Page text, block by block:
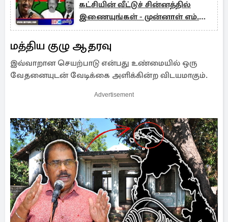
கட்சியின் வீட்டுச் சின்னத்தில்
இணையுங்கள் - முன்னாள் எம்.பி
அழைப்பு
மத்திய குழு ஆதரவு
இவ்வாறான செயற்பாடு என்பது உண்மையில் ஒரு
வேதனையுடன் வேடிக்கை அளிக்கின்ற விடயமாகும்.
Advertisement